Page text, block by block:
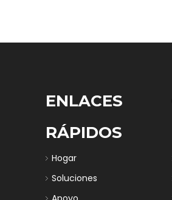
ENLACES
RÁPIDOS
Hogar
Soluciones